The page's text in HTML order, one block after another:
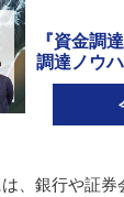
『資金調
調達ノウ
、銀行や証券